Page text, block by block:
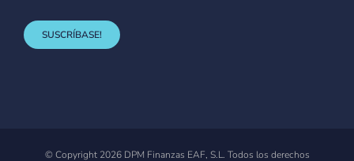
SUSCRÍBASE!
© Copyright 2026 DPM Finanzas EAF, S.L. Todos los derechos